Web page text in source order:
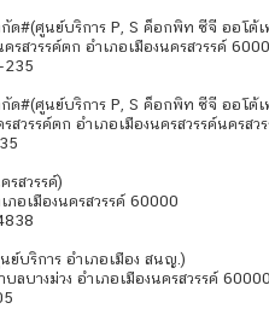
#(ศูนย์บริการ P, S ค็อกพิท ซีจี ออโต้เ
วรรค์ตก อำเภอเมืองนครสวรรค์
235
ด#(ศูนย์บริการ P, S ค็อกพิท ซีจี ออโต้เ
รรค์ตก อำเภอเมืองนครสวรรค์นครสว
รสวรรค์)
อเมืองนครสวรรค์ 60000
บริการ อำเภอเมือง สนญ.)
บางม่วง อำเภอเมืองนครสวรรค์ 60000